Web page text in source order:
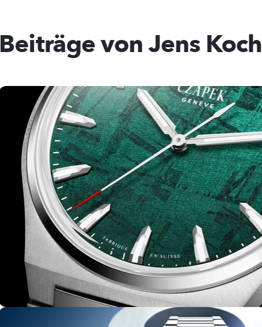
Beiträge von Jens Koch